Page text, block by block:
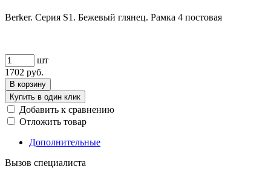
Berker. Серия S1. Бежевый глянец. Рамка 4 постовая
шт
1702 руб.
В корзину
Купить в один клик
Добавить к сравнению
Отложить товар
Дополнительные
Вызов специалиста